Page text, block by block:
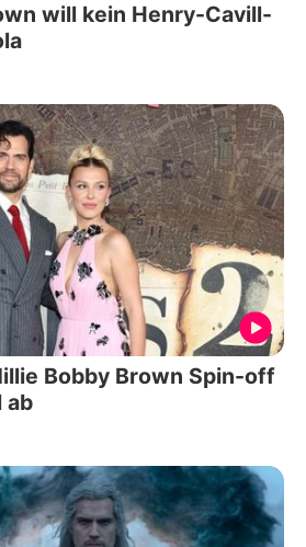
will kein Henry-Cavill-
Bobby Brown Spin-off
ab